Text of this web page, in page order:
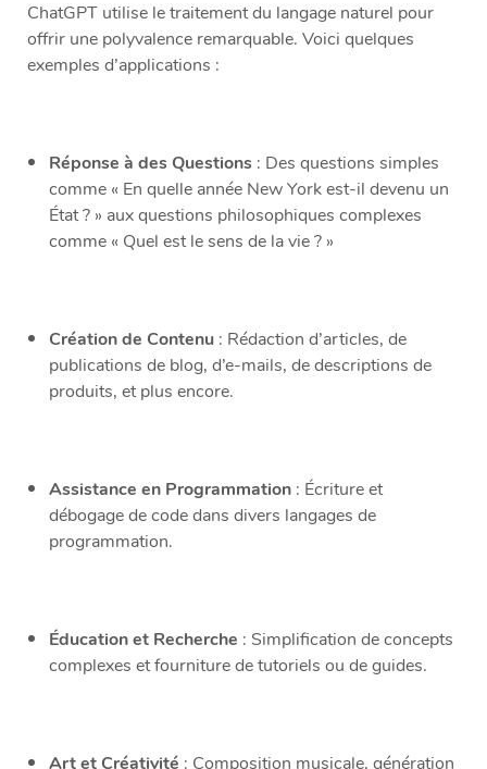
ChatGPT utilise le traitement du langage naturel pour
offrir une polyvalence remarquable. Voici quelques
exemples d’applications :
Réponse à des Questions : Des questions simples
comme « En quelle année New York est-il devenu un
État ? » aux questions philosophiques complexes
comme « Quel est le sens de la vie ? »
Création de Contenu : Rédaction d’articles, de
publications de blog, d’e-mails, de descriptions de
produits, et plus encore.
Assistance en Programmation : Écriture et
débogage de code dans divers langages de
programmation.
Éducation et Recherche : Simplification de concepts
complexes et fourniture de tutoriels ou de guides.
Art et Créativité : Composition musicale, génération